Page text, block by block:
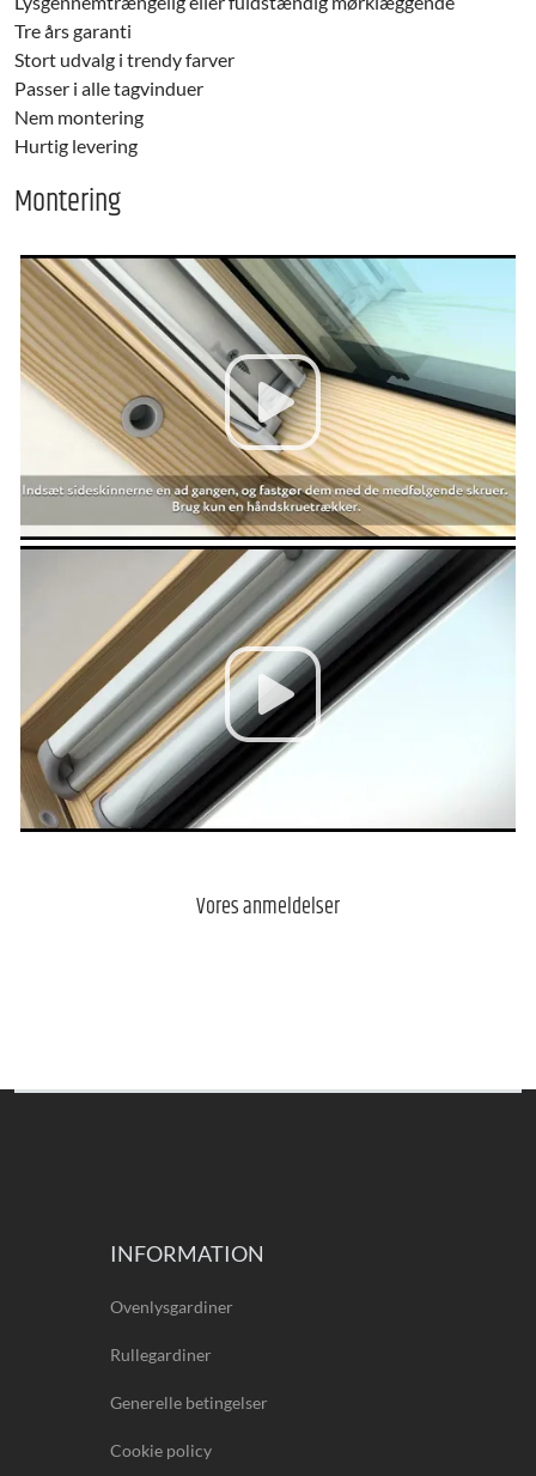
Tre års garanti
Stort udvalg i trendy farver
Passer i alle tagvinduer
Nem montering
Hurtig levering
Montering
Vores anmeldelser
INFORMATION
Ovenlysgardiner
Rullegardiner
Generelle betingelser
Cookie policy